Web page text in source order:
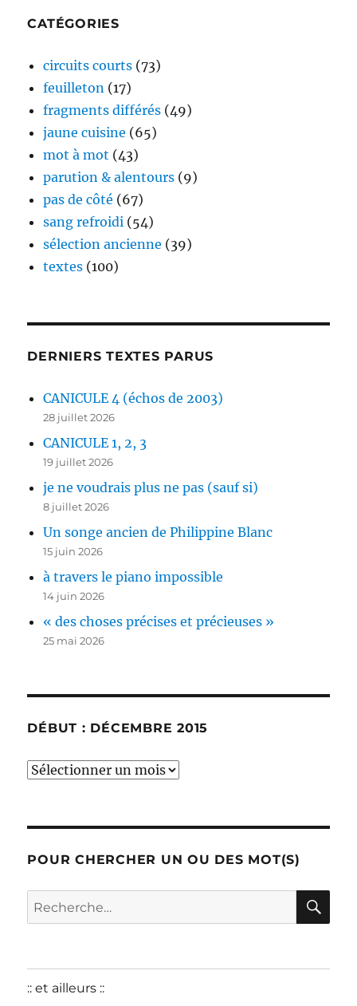
CATÉGORIES
circuits courts (73)
feuilleton (17)
fragments différés (49)
jaune cuisine (65)
mot à mot (43)
parution & alentours (9)
pas de côté (67)
sang refroidi (54)
sélection ancienne (39)
textes (100)
DERNIERS TEXTES PARUS
CANICULE 4 (échos de 2003)
28 juillet 2026
CANICULE 1, 2, 3
19 juillet 2026
je ne voudrais plus ne pas (sauf si)
8 juillet 2026
Un songe ancien de Philippine Blanc
15 juin 2026
à travers le piano impossible
14 juin 2026
« des choses précises et précieuses »
25 mai 2026
DÉBUT : DÉCEMBRE 2015
début
POUR CHERCHER UN OU DES MOT(S)
Recherche
pour :
:: et ailleurs ::